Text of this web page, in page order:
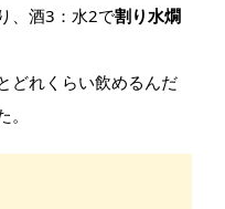
、酒3：水2で割り水燗
どれくらい飲めるんだ